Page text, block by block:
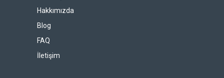
Hakkımızda
Blog
FAQ
İletişim